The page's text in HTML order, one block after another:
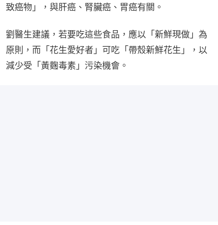
致癌物」，與肝癌、腎臟癌、胃癌有關。
劉醫生建議，若要吃這些食品，應以「新鮮現做」為
原則，而「花生愛好者」可吃「帶殼新鮮花生」，以
減少受「黃麴毒素」污染機會。